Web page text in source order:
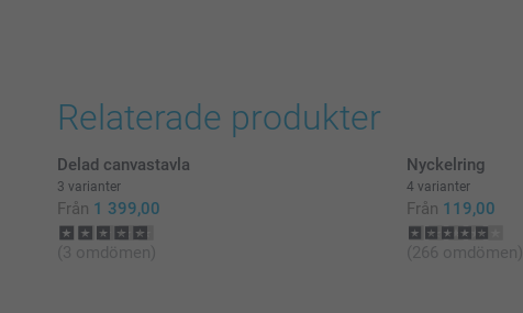
Relaterade produkter
Delad canvastavla
3 varianter
Från 1 399,00
(3 omdömen)
Nyckelring
4 varianter
Från 119,00
(266 omdömen)